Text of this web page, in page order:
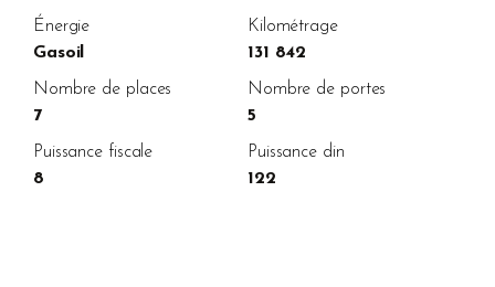
Énergie
Gasoil
Kilométrage
131 842
Nombre de places
7
Nombre de portes
5
Puissance fiscale
8
Puissance din
122